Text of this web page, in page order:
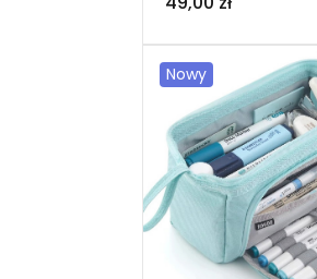
(C040)
Nowy